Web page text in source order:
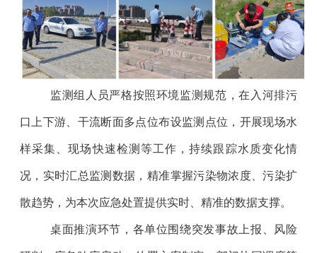
监测组人员严格按照环境监测规范，在入河排污
口上下游、干流断面多点位布设监测点位，开展现场水
样采集、现场快速检测等工作，持续跟踪水质变化情
况，实时汇总监测数据，精准掌握污染物浓度、污染扩
散趋势，为本次应急处置提供实时、精准的数据支撑。
桌面推演环节，各单位围绕突发事故上报、风险